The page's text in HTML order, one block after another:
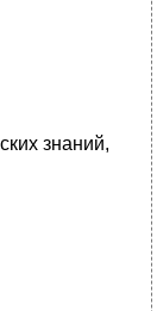
знаний,